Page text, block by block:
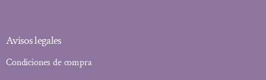
Avisos legales
Condiciones de compra